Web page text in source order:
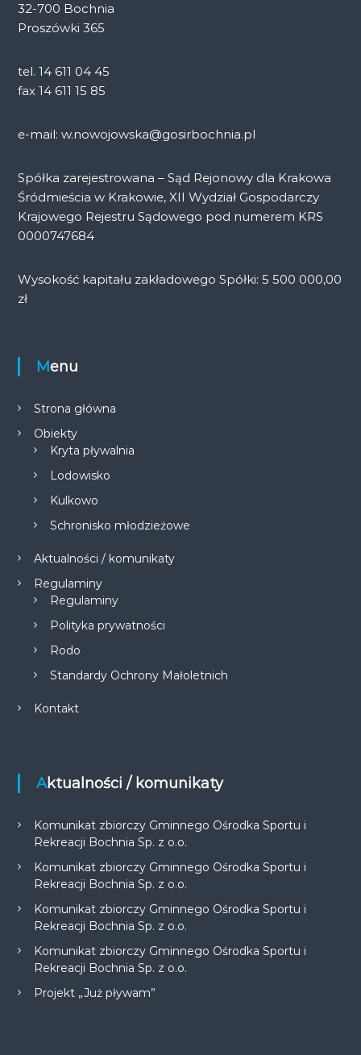
32-700 Bochnia
Proszówki 365
tel. 14 611 04 45
fax 14 611 15 85
e-mail: w.nowojowska@gosirbochnia.pl
Spółka zarejestrowana – Sąd Rejonowy dla Krakowa
Śródmieścia w Krakowie, XII Wydział Gospodarczy
Krajowego Rejestru Sądowego pod numerem KRS
0000747684
Wysokość kapitału zakładowego Spółki: 5 500 000,00
zł
Menu
Strona główna
Obiekty
Kryta pływalnia
Lodowisko
Kulkowo
Schronisko młodzieżowe
Aktualności / komunikaty
Regulaminy
Regulaminy
Polityka prywatności
Rodo
Standardy Ochrony Małoletnich
Kontakt
Aktualności / komunikaty
Komunikat zbiorczy Gminnego Ośrodka Sportu i
Rekreacji Bochnia Sp. z o.o.
Komunikat zbiorczy Gminnego Ośrodka Sportu i
Rekreacji Bochnia Sp. z o.o.
Komunikat zbiorczy Gminnego Ośrodka Sportu i
Rekreacji Bochnia Sp. z o.o.
Komunikat zbiorczy Gminnego Ośrodka Sportu i
Rekreacji Bochnia Sp. z o.o.
Projekt „Już pływam”